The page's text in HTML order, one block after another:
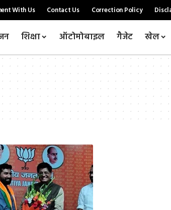
With Us Contact Us Correction Policy
शिक्षा ऑटोमोबाइल गैजेट खेल